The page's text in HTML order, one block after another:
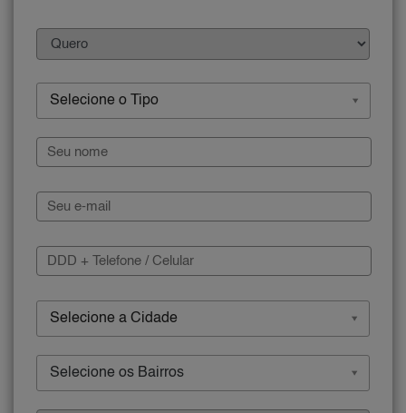
Selecione o Tipo
Selecione a Cidade
Selecione os Bairros